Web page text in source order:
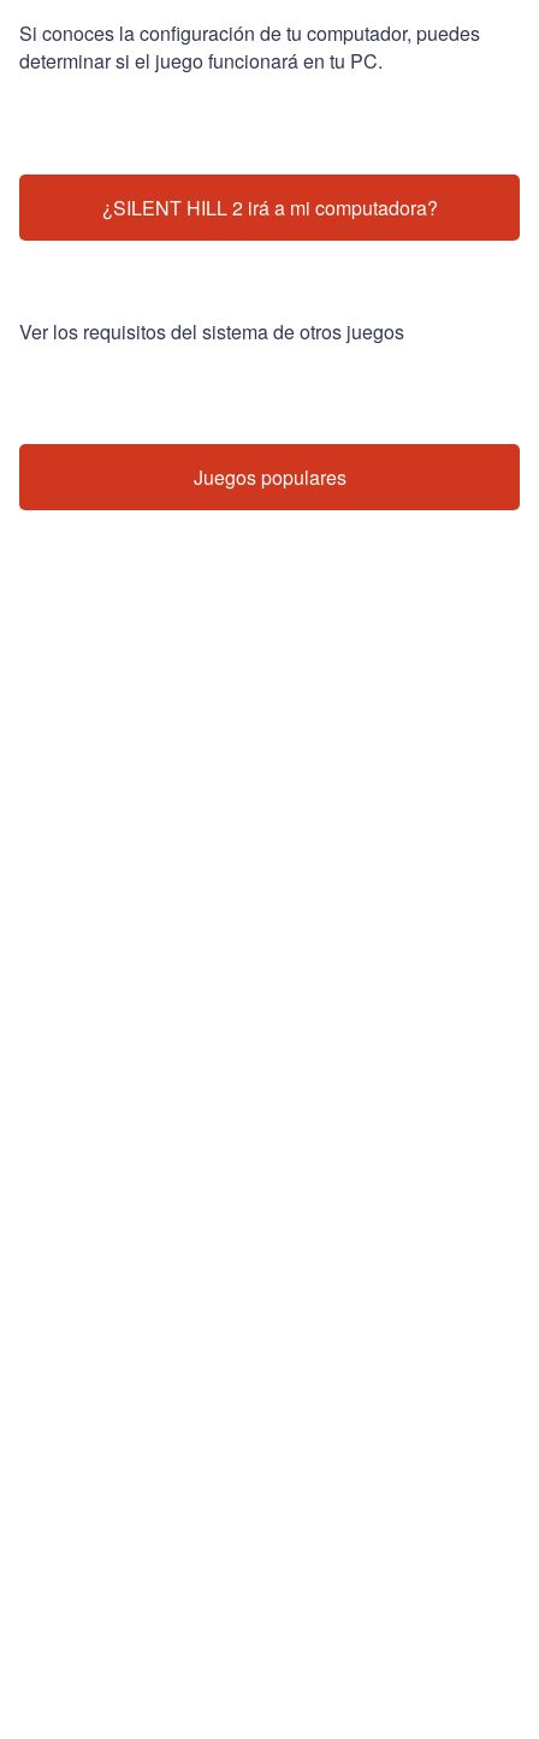
Si conoces la configuración de tu computador, puedes
determinar si el juego funcionará en tu PC.
¿SILENT HILL 2 irá a mi computadora?
Ver los requisitos del sistema de otros juegos
Juegos populares